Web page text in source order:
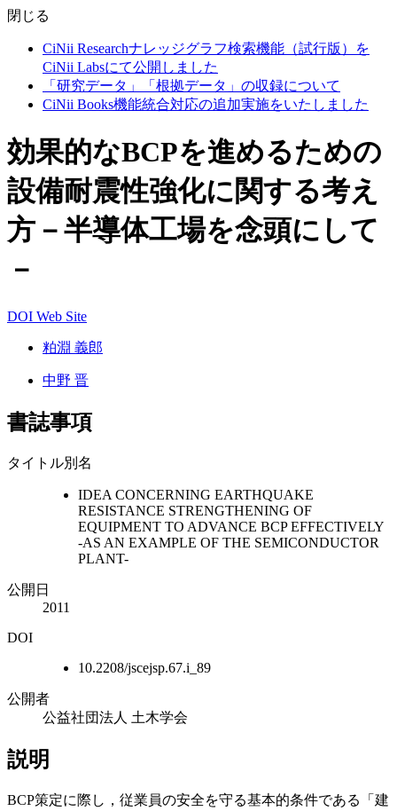
閉じる
CiNii Researchナレッジグラフ検索機能（試行版）を
CiNii Labsにて公開しました
「研究データ」「根拠データ」の収録について
CiNii Books機能統合対応の追加実施をいたしました
効果的なBCPを進めるための
設備耐震性強化に関する考え
方－半導体工場を念頭にして
－
DOI Web Site
粕淵 義郎
中野 晋
書誌事項
タイトル別名
IDEA CONCERNING EARTHQUAKE
RESISTANCE STRENGTHENING OF
EQUIPMENT TO ADVANCE BCP EFFECTIVELY
-AS AN EXAMPLE OF THE SEMICONDUCTOR
PLANT-
公開日
2011
DOI
10.2208/jscejsp.67.i_89
公開者
公益社団法人 土木学会
説明
BCP策定に際し，従業員の安全を守る基本的条件である「建